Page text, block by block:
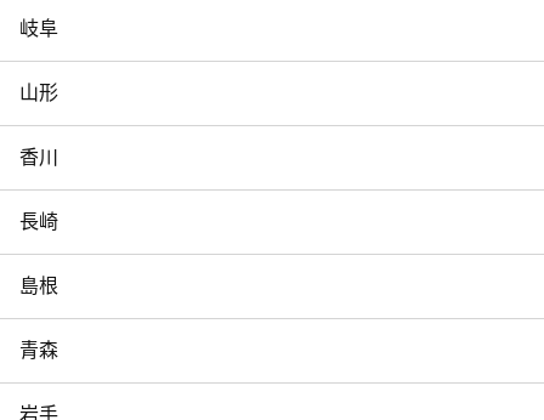
岐阜
山形
香川
長崎
島根
青森
岩手